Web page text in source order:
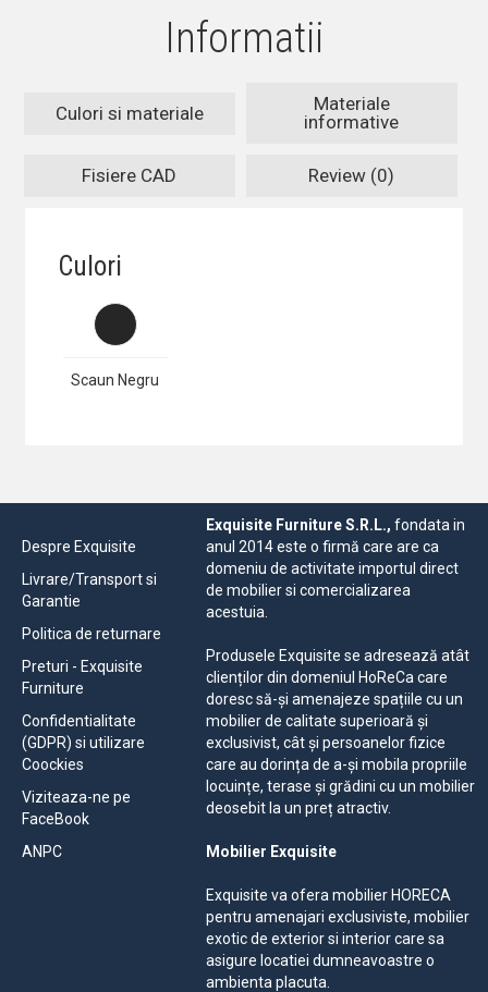
Informatii
Culori si materiale
Materiale
informative
Fisiere CAD Review (0)
Culori
Scaun Negru
Despre Exquisite
Livrare/Transport si
Garantie
Politica de returnare
Preturi - Exquisite
Furniture
Confidentialitate
(GDPR) si utilizare
Coockies
Viziteaza-ne pe
FaceBook
ANPC
Exquisite Furniture S.R.L.,fondata in
anul 2014 este o firmă care are ca
domeniu de activitate importul direct
de mobilier si comercializarea
acestuia.
Produsele Exquisite se adresează atât
clienților din domeniul HoReCa care
doresc să-și amenajeze spațiile cu un
mobilier de calitate superioară și
exclusivist, cât și persoanelor fizice
care au dorința de a-și mobila propriile
locuințe, terase și grădini cu un mobilier
deosebit la un preț atractiv.
Mobilier Exquisite
Exquisite va ofera mobilier HORECA
pentru amenajari exclusiviste, mobilier
exotic de exterior si interior care sa
asigure locatiei dumneavoastre o
ambienta placuta.